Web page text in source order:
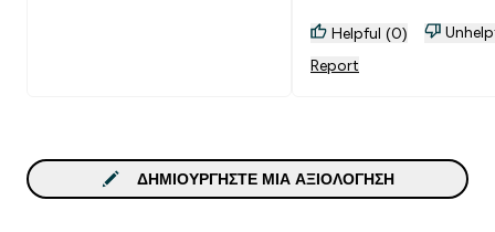
Helpful (0)
Report
ΔΗΜΙΟΥΡΓΉΣΤΕ ΜΙΑ ΑΞΙΟΛΌΓΗΣΗ